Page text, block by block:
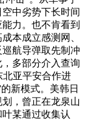
中劣势下长时间
力。也不肯看到
本成立感测网、
航导弹取先制冲
多部分介入查询
亚平安合作进
新模式。美韩日
，曾正在龙泉山
某通过收集认